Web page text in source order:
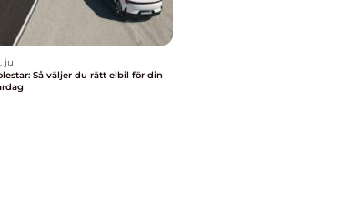
jul
Så väljer du rätt elbil för din